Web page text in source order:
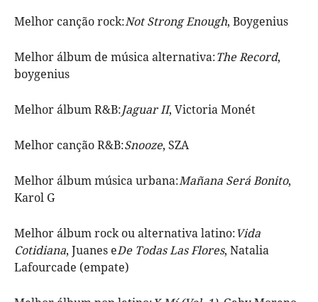
Melhor canção rock:Not Strong Enough, Boygenius
Melhor álbum de música alternativa:The Record,
boygenius
Melhor álbum R&B:Jaguar II, Victoria Monét
Melhor canção R&B:Snooze, SZA
Melhor álbum música urbana:Mañana Será Bonito,
Karol G
Melhor álbum rock ou alternativa latino:Vida
Cotidiana, Juanes eDe Todas Las Flores, Natalia
Lafourcade (empate)